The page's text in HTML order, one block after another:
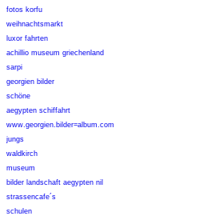
fotos korfu
weihnachtsmarkt
luxor fahrten
achillio museum griechenland
sarpi
georgien bilder
schöne
aegypten schiffahrt
www.georgien.bilder=album.com
jungs
waldkirch
museum
bilder landschaft aegypten nil
strassencafe´s
schulen